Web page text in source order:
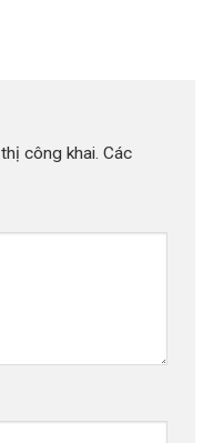
công khai. Các